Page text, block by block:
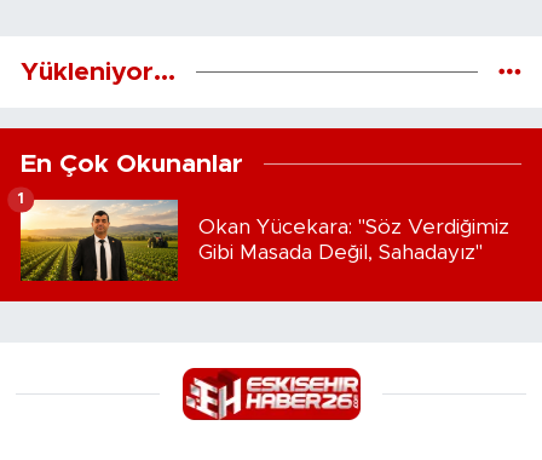
Yükleniyor...
En Çok Okunanlar
Okan Yücekara: "Söz Verdiğimiz
Gibi Masada Değil, Sahadayız"
1